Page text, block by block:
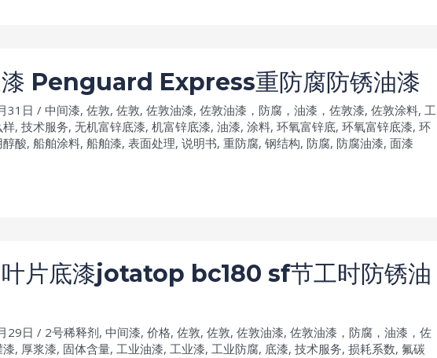
漆 Penguard Express重防腐防锈油漆
31日 / 中间漆, 佐敦, 佐敦, 佐敦油漆, 佐敦油漆，防腐，油漆，佐敦漆, 佐敦涂料, 工
样, 技术服务, 无机富锌底漆, 机富锌底漆, 油漆, 涂料, 环氧富锌底, 环氧富锌底漆, 环
酸, 船舶涂料, 船舶漆, 表面处理, 说明书, 重防腐, 钢结构, 防腐, 防腐油漆, 面漆
片底漆jotatop bc180 sf节工时防锈油
29日 / 2号稀释剂, 中间漆, 价格, 佐敦, 佐敦, 佐敦油漆, 佐敦油漆，防腐，油漆，佐
, 厚浆漆, 固体含量, 工业油漆, 工业漆, 工业防腐, 底漆, 技术服务, 损耗系数, 氟碳